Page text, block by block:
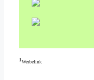
¹Werbelink